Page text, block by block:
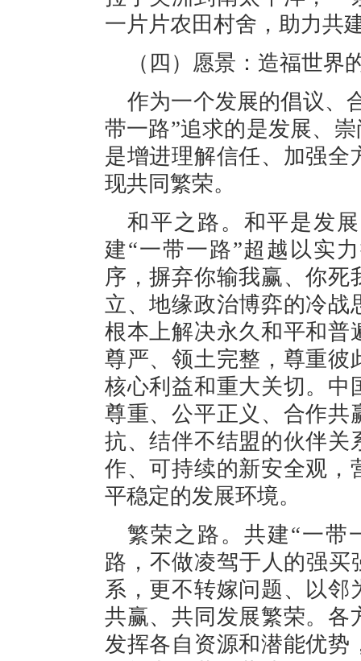
一片片农田村舍，助力共
（四）愿景：造福世界
作为一个发展的倡议、
带一路”追求的是发展、
是增进理解信任、加强全
现共同繁荣。
和平之路。和平是发
建“一带一路”超越以实
序，摒弃你输我赢、你
立、地缘政治博弈的冷战
根本上解决永久和平和普
尊严、领土完整，尊重彼
核心利益和重大关切。中
尊重、公平正义、合作共
抗、结伴不结盟的伙伴关
作、可持续的新安全观，
平稳定的发展环境。
繁荣之路。共建“一带
路，不做凌驾于人的强买
系，更不转嫁问题、以
共赢、共同发展繁荣。各
发挥各自资源和潜能优势